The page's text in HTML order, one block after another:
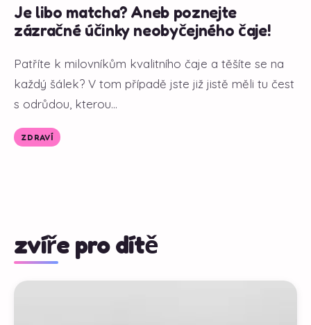
Je libo matcha? Aneb poznejte
zázračné účinky neobyčejného čaje!
Patříte k milovníkům kvalitního čaje a těšíte se na
každý šálek? V tom případě jste již jistě měli tu čest
s odrůdou, kterou...
ZDRAVÍ
zvíře pro dítě